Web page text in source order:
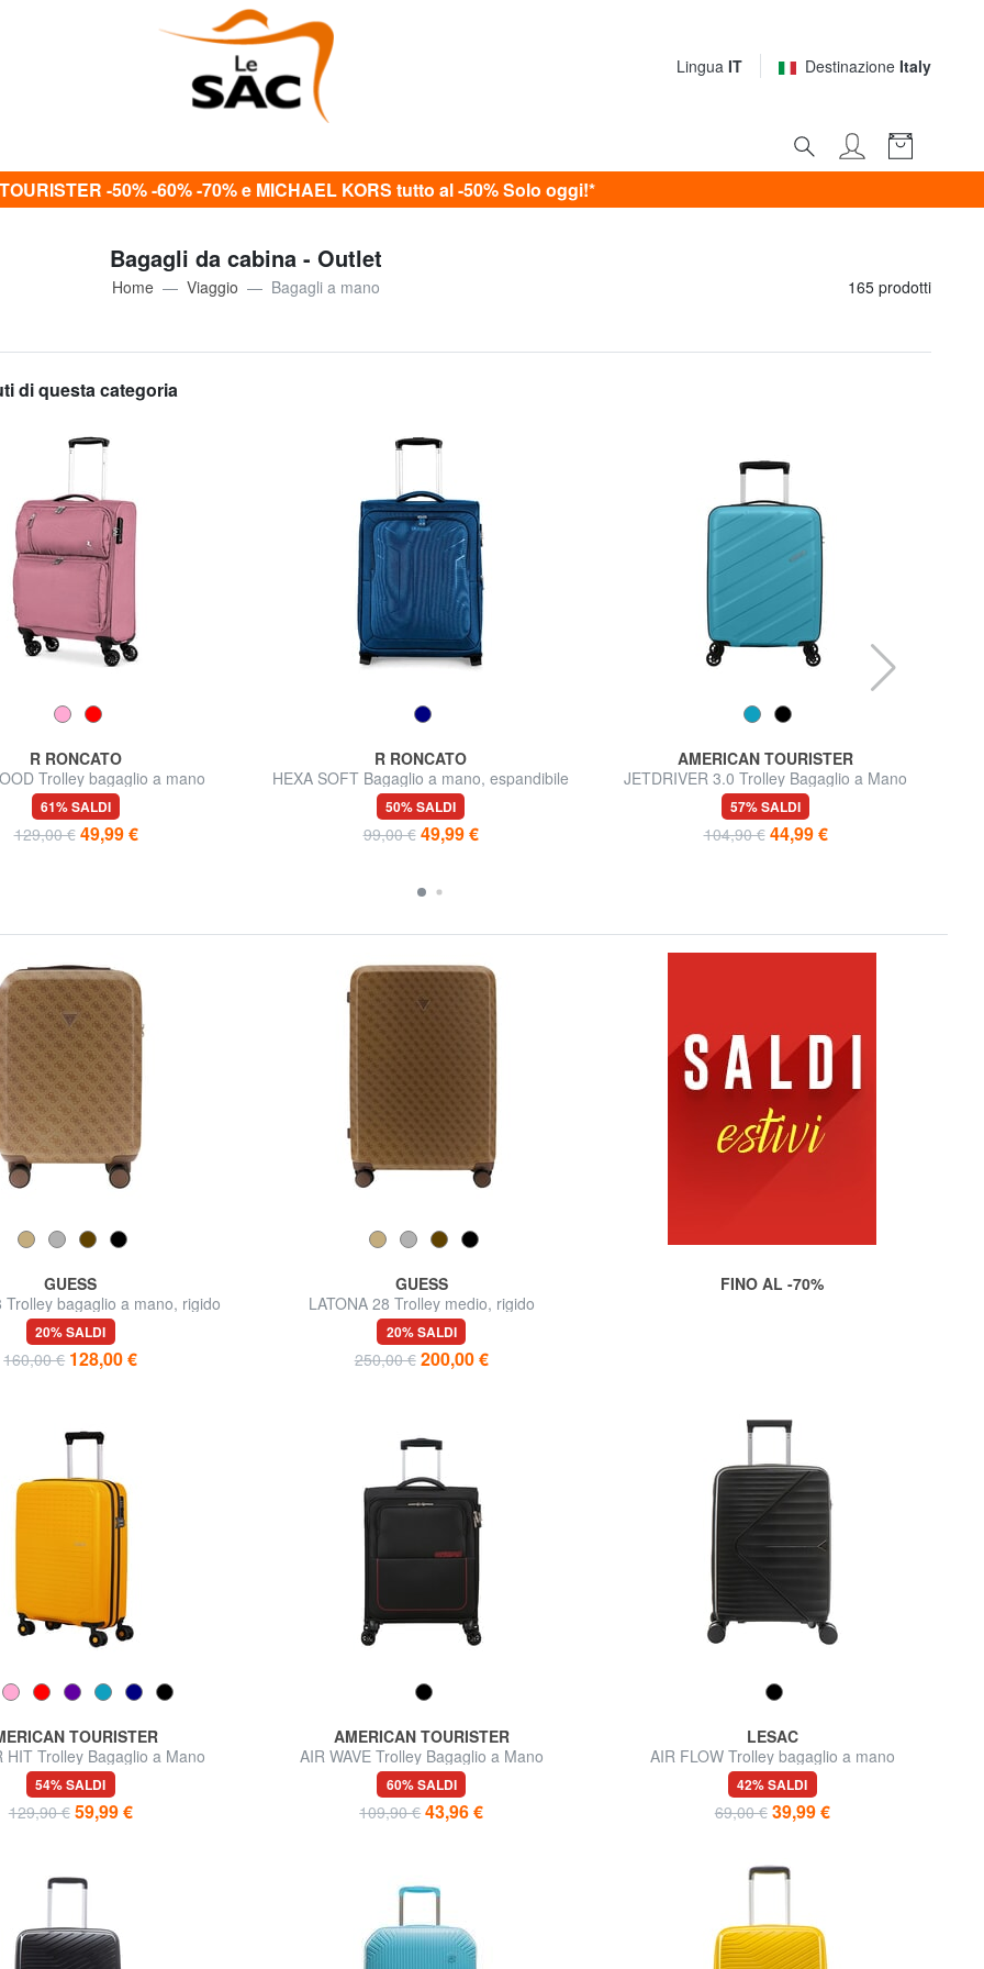
Lingua IT Destinazione Italy
-50% -60% -70% e MICHAEL KORS tutto al -50%Solo oggi!*
Bagagli da cabina - Outlet
Home Viaggio Bagagli a mano 165 prodotti
di questa categoria
R RONCATO
Trolley bagaglio a mano
61% SALDI
129,00 € 49,99 €
R RONCATO
HEXA SOFT Bagaglio a mano, espandibile
50% SALDI
99,00 € 49,99 €
AMERICAN TOURISTER
JETDRIVER 3.0 Trolley Bagaglio a Mano
57% SALDI
104,90 € 44,99 €
GUESS
Trolley bagaglio a mano, rigido
20% SALDI
160,00 € 128,00 €
GUESS
LATONA 28 Trolley medio, rigido
20% SALDI
250,00 € 200,00 €
FINO AL -70%
TOURISTER
HIT Trolley Bagaglio a Mano
54% SALDI
129,90 € 59,99 €
AMERICAN TOURISTER
AIR WAVE Trolley Bagaglio a Mano
60% SALDI
109,90 € 43,96 €
LESAC
AIR FLOW Trolley bagaglio a mano
42% SALDI
69,00 € 39,99 €